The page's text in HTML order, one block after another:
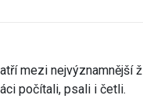
mezi nejvýznamnější
počítali, psali i četli.